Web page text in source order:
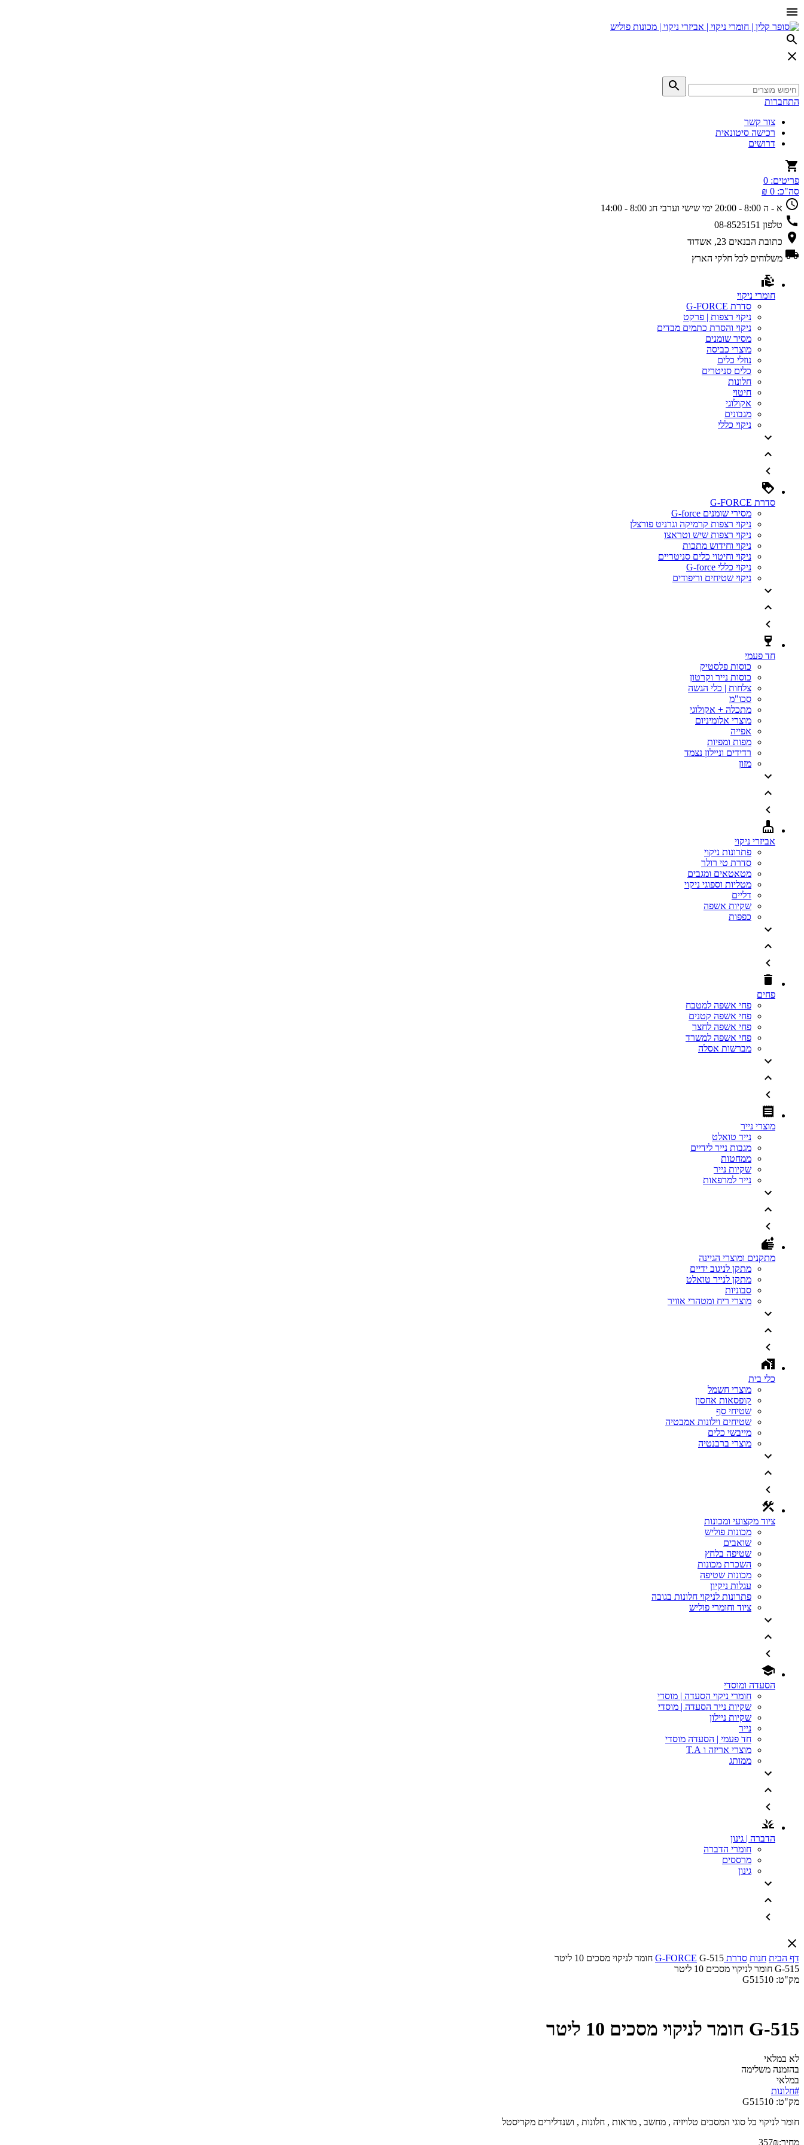
התחברות
צור קשר
רכישה סיטונאית
דרושים
פריטים: 0
סה"כ: 0 ₪
א - ה 8:00 - 20:00
ימי שישי וערבי חג 8:00 - 14:00
טלפון 08-8525151
כתובת הבנאים 23, אשדוד
משלוחים לכל חלקי הארץ
חומרי ניקוי
סדרת G-FORCE
ניקוי רצפות | פרקט
ניקוי והסרת כתמים מבדים
מסיר שומנים
מוצרי כביסה
נוזלי כלים
כלים סניטרים
חלונות
חיטוי
אקולוגי
מגבונים
ניקוי כללי
סדרת G-FORCE
מסירי שומנים G-force
ניקוי רצפות קרמיקה וגרניט פורצלן
ניקוי רצפות שיש וטראצו
ניקוי וחידוש מתכות
ניקוי וחיטוי כלים סניטריים
ניקוי כללי G-force
ניקוי שטיחים וריפודים
חד פעמי
כוסות פלסטיק
כוסות נייר וקרטון
צלחות | כלי הגשה
סכו"מ
מתכלה + אקולוגי
מוצרי אלומיניום
אפייה
מפות ומפיות
רדידים וניילון נצמד
מזון
אביזרי ניקוי
פתרונות ניקוי
סדרת טי רולר
מטאטאים ומגבים
מטליות וספוגי ניקוי
דליים
שקיות אשפה
כפפות
פחים
פחי אשפה למטבח
פחי אשפה קטנים
פחי אשפה לחצר
פחי אשפה למשרד
מברשות אסלה
מוצרי נייר
נייר טואלט
מגבות נייר לידיים
ממחטות
שקיות נייר
נייר למרפאות
מתקנים ומוצרי הגיינה
מתקן לניגוב ידיים
מתקן לנייר טואלט
סבוניות
מוצרי ריח ומטהרי אוויר
כלי בית
מוצרי חשמל
קופסאות אחסון
שטיחי סף
שטיחים וילונות אמבטיה
מייבשי כלים
מוצרי ברבנטיה
ציוד מקצועי ומכונות
מכונות פוליש
שואבים
שטיפה בלחץ
השכרת מכונות
מכונות שטיפה
עגלות ניקיון
פתרונות לניקוי חלונות בגובה
ציוד וחומרי פוליש
הסעדה ומוסדי
חומרי ניקוי הסעדה | מוסדי
שקיות נייר הסעדה | מוסדי
שקיות ניילון
נייר
חד פעמי | הסעדה מוסדי
מוצרי אריזה ו T.A
ממותג
הדברה | גינון
חומרי הדברה
מרססים
גינון
דף הבית חנות סדרת G-FORCE G-515 חומר לניקוי מסכים 10 ליטר
G-515 חומר לניקוי מסכים 10 ליטר
מק"ט: G51510
G-515 חומר לניקוי מסכים 10 ליטר
לא במלאי
בהזמנה משלימה
במלאי
#חלונות
מק"ט: G51510
חומר לניקוי כל סוגי המסכים טלויזיה , מחשב , מראות , חלונות , ושנדלירים מקריסטל
מחיר:
357₪